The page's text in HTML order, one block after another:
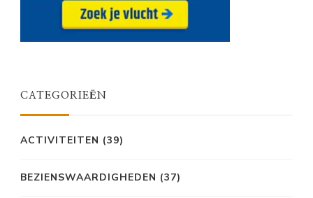
CATEGORIEËN
ACTIVITEITEN (39)
BEZIENSWAARDIGHEDEN (37)